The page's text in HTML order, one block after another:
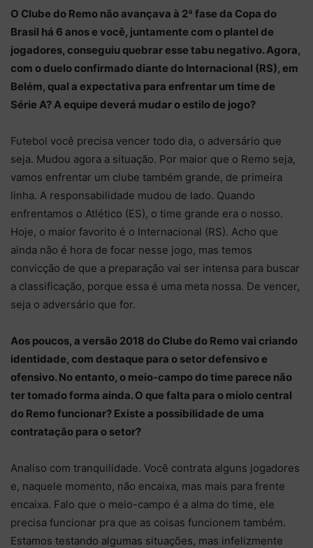
O Clube do Remo não avançava à 2ª fase da Copa do
Brasil há 6 anos e você, juntamente com o plantel de
jogadores, conseguiu quebrar esse tabu negativo. Agora,
com o duelo confirmado diante do Internacional (RS), em
Belém, qual a expectativa para enfrentar um time de
Série A? A equipe deverá mudar o estilo de jogo?
Futebol você precisa vencer todo dia, o adversário que
seja. Mudou agora a situação. Por maior que o Remo seja,
vamos enfrentar um clube também grande, de primeira
linha. A responsabilidade mudou de lado. Quando
enfrentamos o Atlético (ES), o time grande era o nosso.
Hoje, o maior favorito é o Internacional (RS). Acho que
ainda não é hora de focar nesse jogo, mas temos
convicção de que a preparação vai ser intensa para buscar
a classificação, porque essa é uma meta nossa. De vencer,
seja o adversário que for.
Aos poucos, a versão 2018 do Clube do Remo vai criando
identidade, com destaque para o setor defensivo e
ofensivo. No entanto, o meio-campo do time parece não
ter tomado forma ainda. O que falta para o miolo central
do Remo funcionar? Existe a possibilidade de uma
contratação para o setor?
Analiso com tranquilidade. Você contrata alguns jogadores
e, naquele momento, não encaixa, mas mais para frente
encaixa. Falo que o meio-campo é a alma do time, ele
precisa funcionar pra que as coisas funcionem também.
Estamos testando algumas situações, mas infelizmente